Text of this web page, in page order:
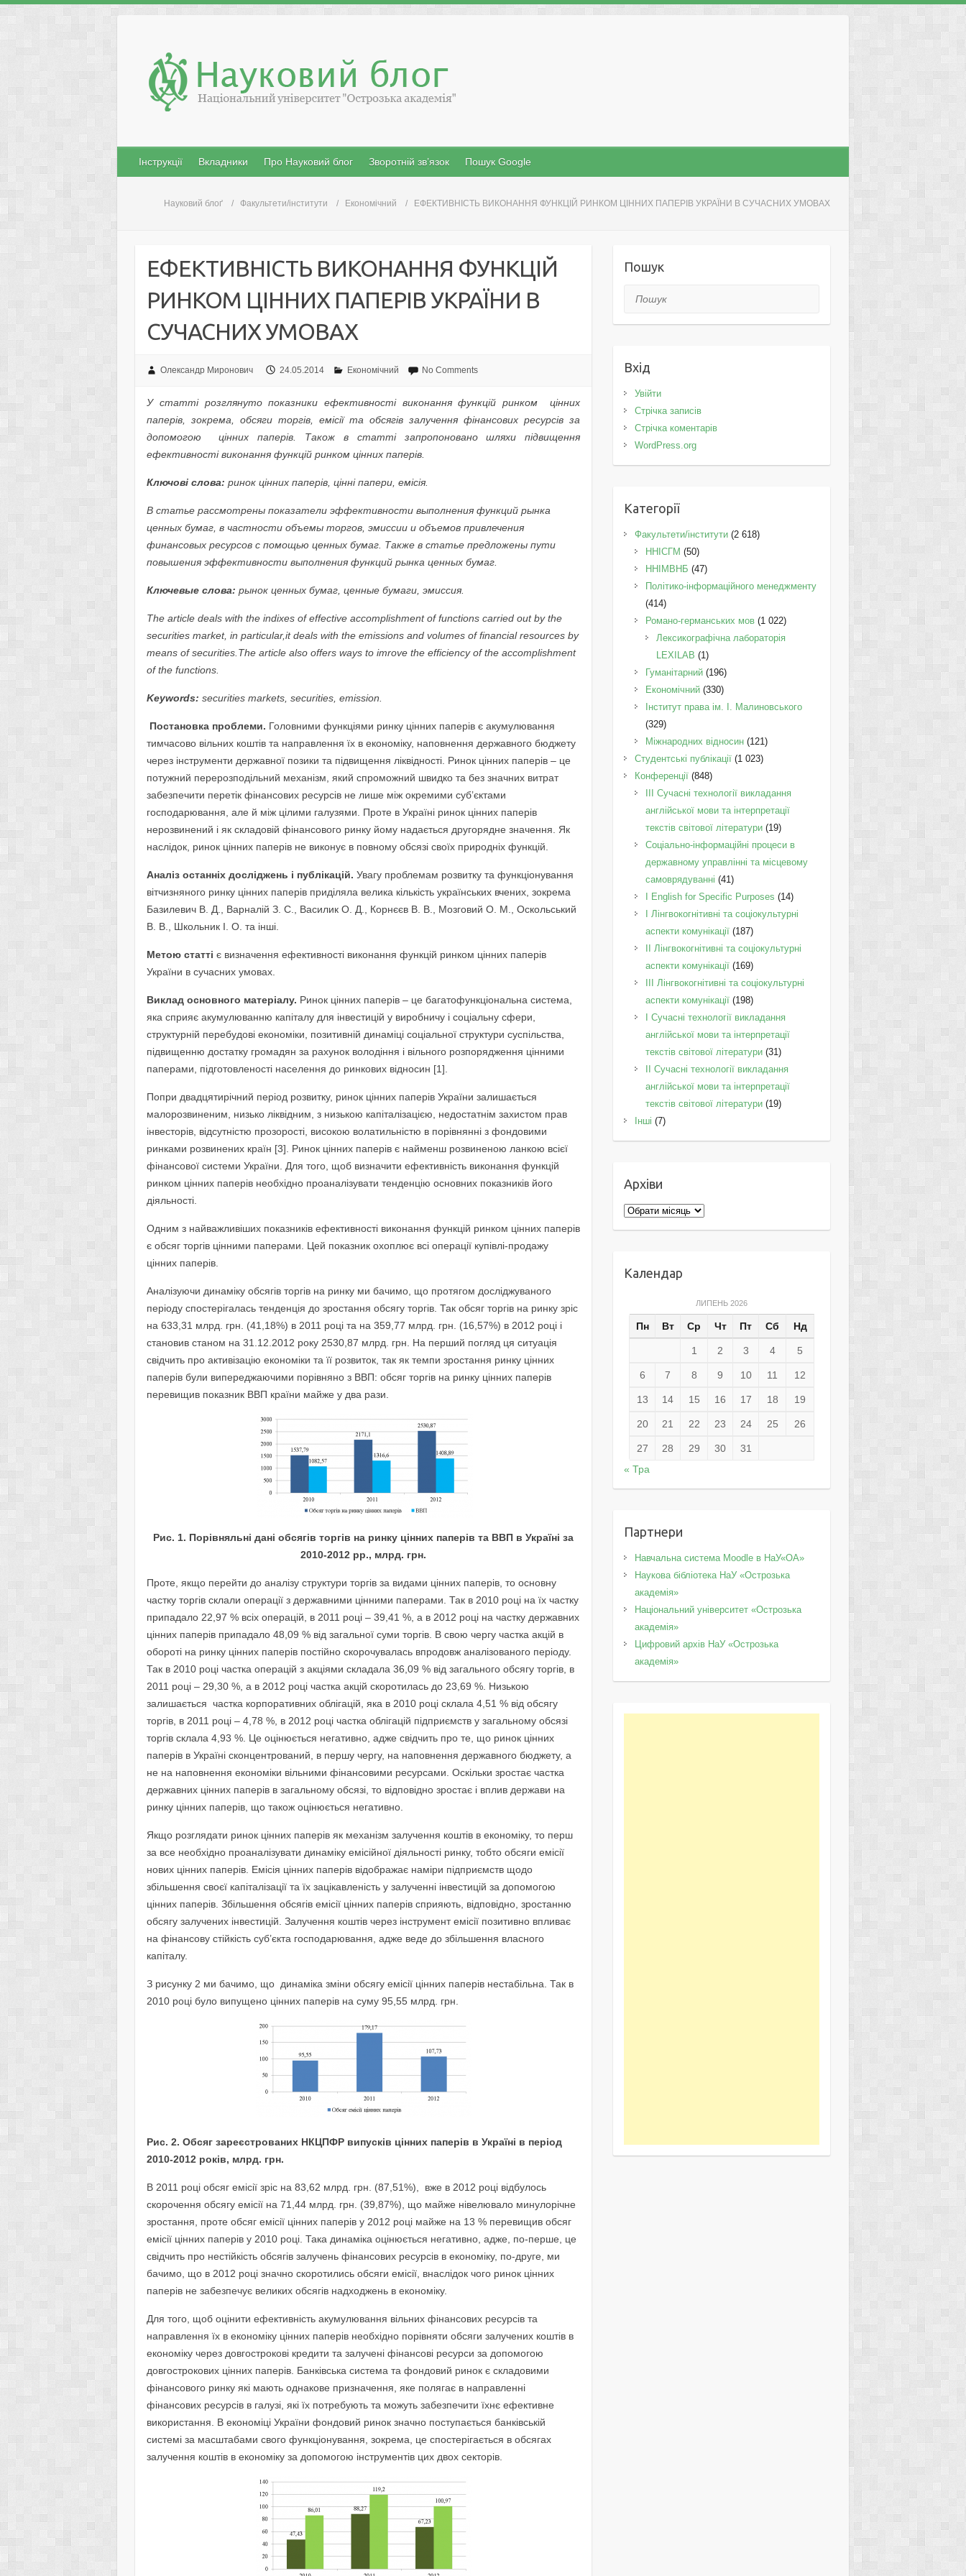
content
Інструкції Вкладники Про Науковий блог Зворотній зв’язок Пошук Google
Науковий блоґ Факультети/інститути Економічний ЕФЕКТИВНІСТЬ ВИКОНАННЯ ФУНКЦІЙ РИНКОМ ЦІННИХ ПАПЕРІВ УКРАЇНИ В СУЧАСНИХ УМОВАХ
ЕФЕКТИВНІСТЬ ВИКОНАННЯ ФУНКЦІЙ
РИНКОМ ЦІННИХ ПАПЕРІВ УКРАЇНИ В
СУЧАСНИХ УМОВАХ
Олександр Миронович 24.05.2014 Економічний No Comments
У статті розглянуто показники ефективності виконання функцій ринком цінних
паперів, зокрема, обсяги торгів, емісії та обсягів залучення фінансових ресурсів за
допомогою цінних паперів. Також в статті запропоновано шляхи підвищення
ефективності виконання функцій ринком цінних паперів.
Ключові слова:ринок цінних паперів, цінні папери, емісія.
В статье рассмотрены показатели эффективности выполнения функций рынка
ценных бумаг, в частности объемы торгов, эмиссии и объемов привлечения
финансовых ресурсов с помощью ценных бумаг. Также в статье предложены пути
повышения эффективности выполнения функций рынка ценных бумаг.
Ключевые слова: рынок ценных бумаг, ценные бумаги, эмиссия.
The article deals with the indixes of effective accomplishment of functions carried out by the
securities market, in particular,it deals with the emissions and volumes of financial resources by
means of securities.The article also offers ways to imrove the efficiency of the accomplishment
of the functions.
Keywords: securities markets, securities, emission.
Постановка проблеми. Головними функціями ринку цінних паперів є акумулювання
тимчасово вільних коштів та направлення їх в економіку, наповнення державного бюджету
через інструменти державної позики та підвищення ліквідності. Ринок цінних паперів – це
потужний перерозподільний механізм, який спроможний швидко та без значних витрат
забезпечити перетік фінансових ресурсів не лише між окремими суб’єктами
господарювання, але й між цілими галузями. Проте в Україні ринок цінних паперів
нерозвинений і як складовій фінансового ринку йому надається другорядне значення. Як
наслідок, ринок цінних паперів не виконує в повному обсязі своїх природніх функцій.
Аналіз останніх досліджень і публікацій.Увагу проблемам розвитку та функціонування
вітчизняного ринку цінних паперів приділяла велика кількість українських вчених, зокрема
Базилевич В. Д., Варналій З. C., Василик О. Д., Корнєєв В. В., Мозговий О. М., Оскольський
В. В., Школьник І. О. та інші.
Метою статтіє визначення ефективності виконання функцій ринком цінних паперів
України в сучасних умовах.
Виклад основного матеріалу. Ринок цінних паперів – це багатофункціональна система,
яка сприяє акумулюванню капіталу для інвестицій у виробничу і соціальну сфери,
структурній перебудові економіки, позитивній динаміці соціальної структури суспільства,
підвищенню достатку громадян за рахунок володіння і вільного розпорядження цінними
паперами, підготовленості населення до ринкових відносин [1].
Попри двадцятирічний період розвитку, ринок цінних паперів України залишається
малорозвиненим, низько ліквідним, з низькою капіталізацією, недостатнім захистом прав
інвесторів, відсутністю прозорості, високою волатильністю в порівнянні з фондовими
ринками розвинених країн [3]. Ринок цінних паперів є найменш розвиненою ланкою всієї
фінансової системи України. Для того, щоб визначити ефективність виконання функцій
ринком цінних паперів необхідно проаналізувати тенденцію основних показників його
діяльності.
Одним з найважливіших показників ефективності виконання функцій ринком цінних паперів
є обсяг торгів цінними паперами. Цей показник охоплює всі операції купівлі-продажу
цінних паперів.
Аналізуючи динаміку обсягів торгів на ринку ми бачимо, що протягом досліджуваного
періоду спостерігалась тенденція до зростання обсягу торгів. Так обсяг торгів на ринку зріс
на 633,31 млрд. грн. (41,18%) в 2011 році та на 359,77 млрд. грн. (16,57%) в 2012 році і
становив станом на 31.12.2012 року 2530,87 млрд. грн. На перший погляд ця ситуація
свідчить про активізацію економіки та її розвиток, так як темпи зростання ринку цінних
паперів були випереджаючими порівняно з ВВП: обсяг торгів на ринку цінних паперів
перевищив показник ВВП країни майже у два рази.
Рис. 1. Порівняльні дані обсягів торгів на ринку цінних паперів та ВВП в Україні за
2010-2012 рр., млрд. грн.
Проте, якщо перейти до аналізу структури торгів за видами цінних паперів, то основну
частку торгів склали операції з державними цінними паперами. Так в 2010 році на їх частку
припадало 22,97 % всіх операцій, в 2011 році – 39,41 %, а в 2012 році на частку державних
цінних паперів припадало 48,09 % від загальної суми торгів. В свою чергу частка акцій в
обороті на ринку цінних паперів постійно скорочувалась впродовж аналізованого періоду.
Так в 2010 році частка операцій з акціями складала 36,09 % від загального обсягу торгів, в
2011 році – 29,30 %, а в 2012 році частка акцій скоротилась до 23,69 %. Низькою
залишається частка корпоративних облігацій, яка в 2010 році склала 4,51 % від обсягу
торгів, в 2011 році – 4,78 %, в 2012 році частка облігацій підприємств у загальному обсязі
торгів склала 4,93 %. Це оцінюється негативно, адже свідчить про те, що ринок цінних
паперів в Україні сконцентрований, в першу чергу, на наповнення державного бюджету, а
не на наповнення економіки вільними фінансовими ресурсами. Оскільки зростає частка
державних цінних паперів в загальному обсязі, то відповідно зростає і вплив держави на
ринку цінних паперів, що також оцінюється негативно.
Якщо розглядати ринок цінних паперів як механізм залучення коштів в економіку, то перш
за все необхідно проаналізувати динаміку емісійної діяльності ринку, тобто обсяги емісії
нових цінних паперів. Емісія цінних паперів відображає наміри підприємств щодо
збільшення своєї капіталізації та їх зацікавленість у залученні інвестицій за допомогою
цінних паперів. Збільшення обсягів емісії цінних паперів сприяють, відповідно, зростанню
обсягу залучених інвестицій. Залучення коштів через інструмент емісії позитивно впливає
на фінансову стійкість суб’єкта господарювання, адже веде до збільшення власного
капіталу.
З рисунку 2 ми бачимо, що динаміка зміни обсягу емісії цінних паперів нестабільна. Так в
2010 році було випущено цінних паперів на суму 95,55 млрд. грн.
Рис. 2. Обсяг зареєстрованих НКЦПФР випусків цінних паперів в Україні в період
2010-2012 років, млрд. грн.
В 2011 році обсяг емісії зріс на 83,62 млрд. грн. (87,51%), вже в 2012 році відбулось
скорочення обсягу емісії на 71,44 млрд. грн. (39,87%), що майже нівелювало минулорічне
зростання, проте обсяг емісії цінних паперів у 2012 році майже на 13 % перевищив обсяг
емісії цінних паперів у 2010 році. Така динаміка оцінюється негативно, адже, по-перше, це
свідчить про нестійкість обсягів залучень фінансових ресурсів в економіку, по-друге, ми
бачимо, що в 2012 році значно скоротились обсяги емісії, внаслідок чого ринок цінних
паперів не забезпечує великих обсягів надходжень в економіку.
Для того, щоб оцінити ефективність акумулювання вільних фінансових ресурсів та
направлення їх в економіку цінних паперів необхідно порівняти обсяги залучених коштів в
економіку через довгострокові кредити та залучені фінансові ресурси за допомогою
довгострокових цінних паперів. Банківська система та фондовий ринок є складовими
фінансового ринку які мають однакове призначення, яке полягає в направленні
фінансових ресурсів в галузі, які їх потребують та можуть забезпечити їхнє ефективне
використання. В економіці України фондовий ринок значно поступається банківській
системі за масштабами свого функціонування, зокрема, це спостерігається в обсягах
залучення коштів в економіку за допомогою інструментів цих двох секторів.
Пошук
Пошук
Вхід
Увійти
Стрічка записів
Стрічка коментарів
WordPress.org
Категорії
Факультети/інститути(2 618)
ННІСГМ (50)
ННІМВНБ (47)
Політико-інформаційного менеджменту
(414)
Романо-германських мов(1 022)
Лексикографічна лабораторія
LEXILAB (1)
Гуманітарний(196)
Економічний(330)
Інститут права ім. І. Малиновського
(329)
Міжнародних відносин(121)
Студентські публікації(1 023)
Конференції(848)
III Сучасні технології викладання
англійської мови та інтерпретації
текстів світової літератури(19)
Соціально-інформаційні процеси в
державному управлінні та місцевому
самоврядуванні (41)
І English for Specific Purposes (14)
I Лінгвокогнітивні та соціокультурні
аспекти комунікації(187)
IІ Лінгвокогнітивні та соціокультурні
аспекти комунікації(169)
IІI Лінгвокогнітивні та соціокультурні
аспекти комунікації(198)
I Cучасні технології викладання
англійської мови та інтерпретації
текстів світової літератури(31)
II Cучасні технології викладання
англійської мови та інтерпретації
текстів світової літератури(19)
Інші (7)
Архіви
Архіви
Календар
ЛИПЕНЬ 2026
Пн Вт Ср Чт Пт Сб Нд
1 2 3 4 5
6 7 8 9 10 11 12
13 14 15 16 17 18 19
20 21 22 23 24 25 26
27 28 29 30
31
« Тра
Партнери
Навчальна система Moodle в НаУ«ОА»
Наукова бібліотека НаУ «Острозька
академія»
Національний університет «Острозька
академія»
Цифровий архів НаУ «Острозька
академія»